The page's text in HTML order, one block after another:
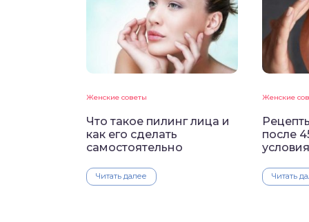
Женские советы
Что такое пилинг лица и
как его сделать
самостоятельно
Читать далее
Женские
после
Читать